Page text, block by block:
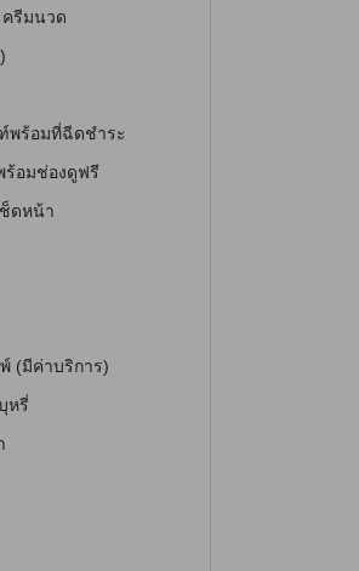
รีมนวด
ร้อมที่ฉีดชำระ
อมช่องดูฟรี
ดหน้า
(มีค่าบริการ)
หรี่